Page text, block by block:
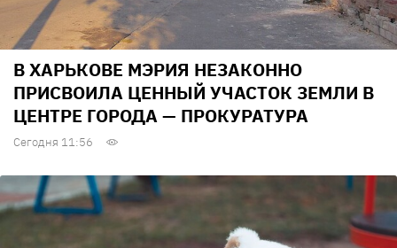
В ХАРЬКОВЕ МЭРИЯ НЕЗАКОННО
ПРИСВОИЛА ЦЕННЫЙ УЧАСТОК ЗЕМЛИ В
ЦЕНТРЕ ГОРОДА — ПРОКУРАТУРА
Сегодня 11:56